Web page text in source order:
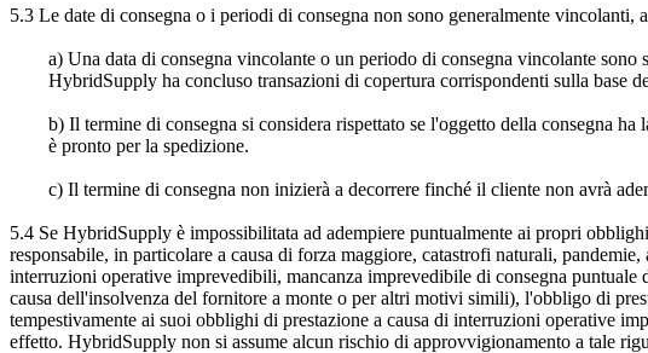
5.3 Le date di consegna o i periodi di consegna non sono generalmente
a) Una data di consegna vincolante o un periodo di consegna vincolante
HybridSupply ha concluso transazioni di copertura corrispondenti sulla base
b) Il termine di consegna si considera rispettato se l'oggetto della consegna
è pronto per la spedizione.
c) Il termine di consegna non inizierà a decorrere finché il cliente non avrà
5.4 Se HybridSupply è impossibilitata ad adempiere puntualmente ai propri
responsabile, in particolare a causa di forza maggiore, catastrofi naturali,
interruzioni operative imprevedibili, mancanza imprevedibile di consegna
causa dell'insolvenza del fornitore a monte o per altri motivi simili), l'obbligo di
tempestivamente ai suoi obblighi di prestazione a causa di interruzioni operative
effetto. HybridSupply non si assume alcun rischio di approvvigionamento a tale